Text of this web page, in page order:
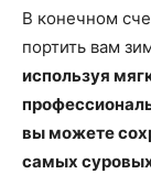
В конечном
портить вам
используя
вы можете
самых